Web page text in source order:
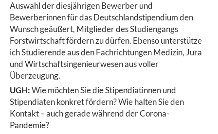
Auswahl der diesjährigen Bewerber und
Bewerberinnen für das Deutschlandstipendium den
Wunsch geäußert, Mitglieder des Studiengangs
Forstwirtschaft fördern zu dürfen. Ebenso unterstütze
ich Studierende aus den Fachrichtungen Medizin, Jura
und Wirtschaftsingenieurwesen aus voller
Überzeugung.
UGH:Wie möchten Sie die Stipendiatinnen und
Stipendiaten konkret fördern? Wie halten Sie den
Kontakt – auch gerade während der Corona-
Pandemie?